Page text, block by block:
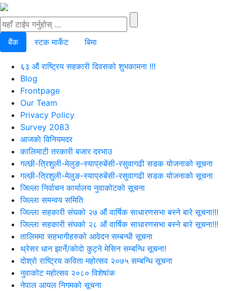
बैंक स्टक मार्केट बिमा
६३ औं राष्ट्रिय सहकारी दिवसको शुभकामना !!!
Blog
Frontpage
Our Team
Privacy Policy
Survey 2083
आजकाे विनियमदर
कालिमाटी तरकारी बजार दरभाउ
गल्छी-त्रिशुली-मेलुङ-स्याप्रुबेंसी-रसुवागढी सडक योजनाको सूचना
गल्छी-त्रिशुली-मेलुङ-स्याप्रुबेंसी-रसुवागढी सडक योजनाको सूचना
जिल्ला निर्वाचन कार्यालय नुवाकोटको सूचना
जिल्ला समन्वय समिति
जिल्ला सहकारी संघको २७ औं वार्षिक साधारणसभा बस्ने बारे सूचना!!!
जिल्ला सहकारी संघको २८ औं वार्षिक साधारणसभा बस्ने बारे सूचना!!!
तालिममा सहभागीहरुको आवेदन सम्बन्धी सूचना
थ्रेसर धान झार्ने/काेदाे कुट्ने मेसिन सम्बन्धि सूचना!
दोश्रो राष्ट्रिय कविता महोत्सव २०७५ सम्बन्धि सूचना
नुवाकोट महोत्सव २०८० विशेषांक
नेपाल आयल निगमको सूचना